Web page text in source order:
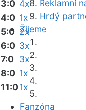
Reklamní
Hrdý
Žijeme
Fanzóna
3:0 4x
4:0 1x
5:0 2x
6:0 3x
7:0 3x
8:0 1x
11:01x